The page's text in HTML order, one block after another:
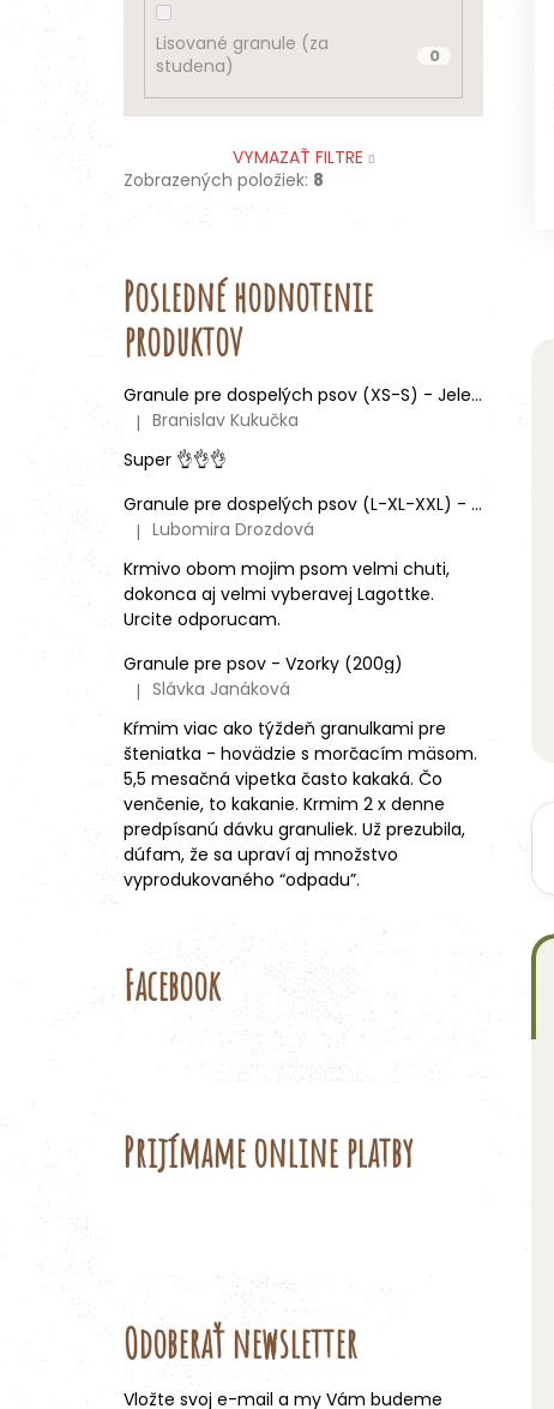
Lisované granule (za
studena)
0
VYMAZAŤ FILTRE
Zobrazených položiek: 8
Posledné hodnotenie
produktov
Granule pre dospelých psov (XS-S) - Jeleň lesný (SENSITIVE) 9kg
Hodnotenie produktu je 5 z 5 hviezdičiek.
| Branislav Kukučka
Super 👌👌👌
Granule pre dospelých psov (L-XL-XXL) - Mix rôznych príchutí (3ks)
Hodnotenie produktu je 5 z 5 hviezdičiek.
| Lubomira Drozdová
Krmivo obom mojim psom velmi chuti,
dokonca aj velmi vyberavej Lagottke.
Urcite odporucam.
Granule pre psov - Vzorky (200g)
Hodnotenie produktu je 4 z 5 hviezdičiek.
| Slávka Janáková
Kŕmim viac ako týždeň granulkami pre
šteniatka - hovädzie s morčacím mäsom.
5,5 mesačná vipetka často kakaká. Čo
venčenie, to kakanie. Krmim 2 x denne
predpísanú dávku granuliek. Už prezubila,
dúfam, že sa upraví aj množstvo
vyprodukovaného “odpadu”.
Facebook
Prijímame online platby
Odoberať newsletter
Vložte svoj e-mail a my Vám budeme